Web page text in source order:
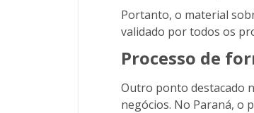
Portanto, o material
validado por todos os
Processo de
Outro ponto destacado
negócios. No Paraná, o